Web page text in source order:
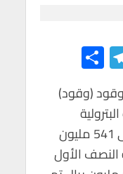
Te
le
gr
a
m
h
ar
e
(وقود)
المكررة في السوق القطري، إلى 541 مليون
النصف الأول